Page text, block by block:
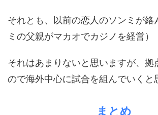
それとも、以前の恋人のソンミが絡
ミの父親がマカオでカジノを経営）
それはあまりないと思いますが、拠
ので海外中心に試合を組んでいくと
まとめ